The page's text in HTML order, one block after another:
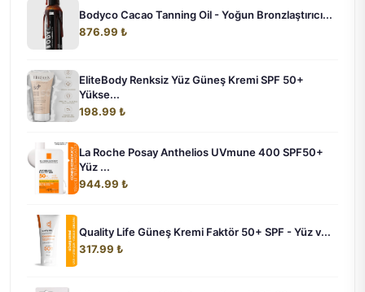
Bodyco Cacao Tanning Oil - Yoğun Bronzlaştırıcı...
876.99 ₺
EliteBody Renksiz Yüz Güneş Kremi SPF 50+
Yükse...
198.99 ₺
La Roche Posay Anthelios UVmune 400 SPF50+
Yüz ...
944.99 ₺
Quality Life Güneş Kremi Faktör 50+ SPF - Yüz v...
317.99 ₺